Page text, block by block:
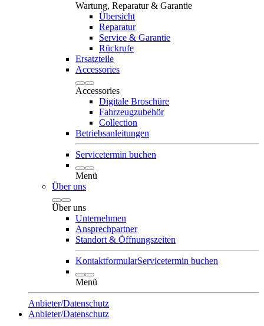
Wartung, Reparatur & Garantie
Übersicht
Reparatur
Service & Garantie
Rückrufe
Ersatzteile
Accessories
Accessories
Digitale Broschüre
Fahrzeugzubehör
Collection
Betriebsanleitungen
Servicetermin buchen
Menü
Über uns
Über uns
Unternehmen
Ansprechpartner
Standort & Öffnungszeiten
KontaktformularServicetermin buchen
Menü
Anbieter/Datenschutz
Anbieter/Datenschutz